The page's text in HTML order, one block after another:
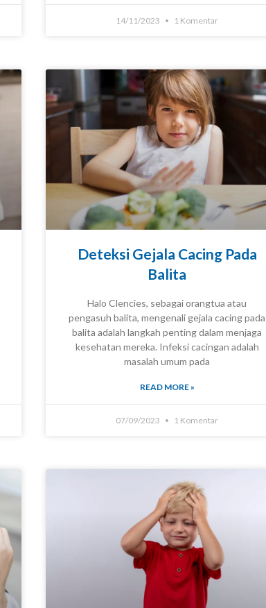
14/11/2023 1 Komentar
Deteksi Gejala Cacing Pada
Balita
Halo Clencies, sebagai orangtua atau
pengasuh balita, mengenali gejala cacing pada
balita adalah langkah penting dalam menjaga
kesehatan mereka. Infeksi cacingan adalah
masalah umum pada
READ MORE »
07/09/2023 1 Komentar
KNOWLEDGE